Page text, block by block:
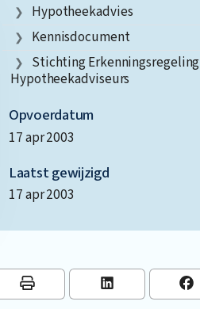
Hypotheekadvies
Kennisdocument
Stichting Erkenningsregeling
Hypotheekadviseurs
Opvoerdatum
17 apr 2003
Laatst gewijzigd
17 apr 2003